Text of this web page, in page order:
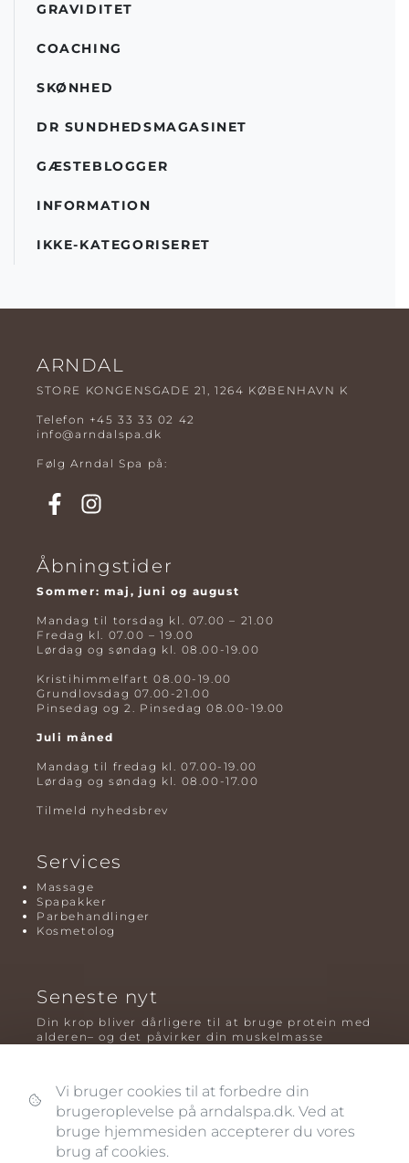
GRAVIDITET
COACHING
SKØNHED
DR SUNDHEDSMAGASINET
GÆSTEBLOGGER
INFORMATION
IKKE-KATEGORISERET
ARNDAL
STORE KONGENSGADE 21, 1264 KØBENHAVN K
Telefon +45 33 33 02 42
info@arndalspa.dk
Følg Arndal Spa på:
Åbningstider
Sommer: maj, juni og august
Mandag til torsdag kl. 07.00 – 21.00
Fredag kl. 07.00 – 19.00
Lørdag og søndag kl. 08.00-19.00
Kristihimmelfart 08.00-19.00
Grundlovsdag 07.00-21.00
Pinsedag og 2. Pinsedag 08.00-19.00
Juli måned
Mandag til fredag kl. 07.00-19.00
Lørdag og søndag kl. 08.00-17.00
Tilmeld nyhedsbrev
Services
Massage
Spapakker
Parbehandlinger
Kosmetolog
Seneste nyt
Din krop bliver dårligere til at bruge protein med
alderen– og det påvirker din muskelmasse
Plyometrisk træning: hvorfor hop kan være noget
af det mest oversete for knogler og power – før
og efter overgangsalderen
Vi bruger cookies til at forbedre din
brugeroplevelse på arndalspa.dk. Ved at
bruge hjemmesiden accepterer du vores
brug af cookies.